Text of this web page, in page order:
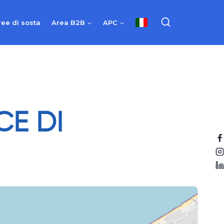
di sosta Area B2B APC
DI